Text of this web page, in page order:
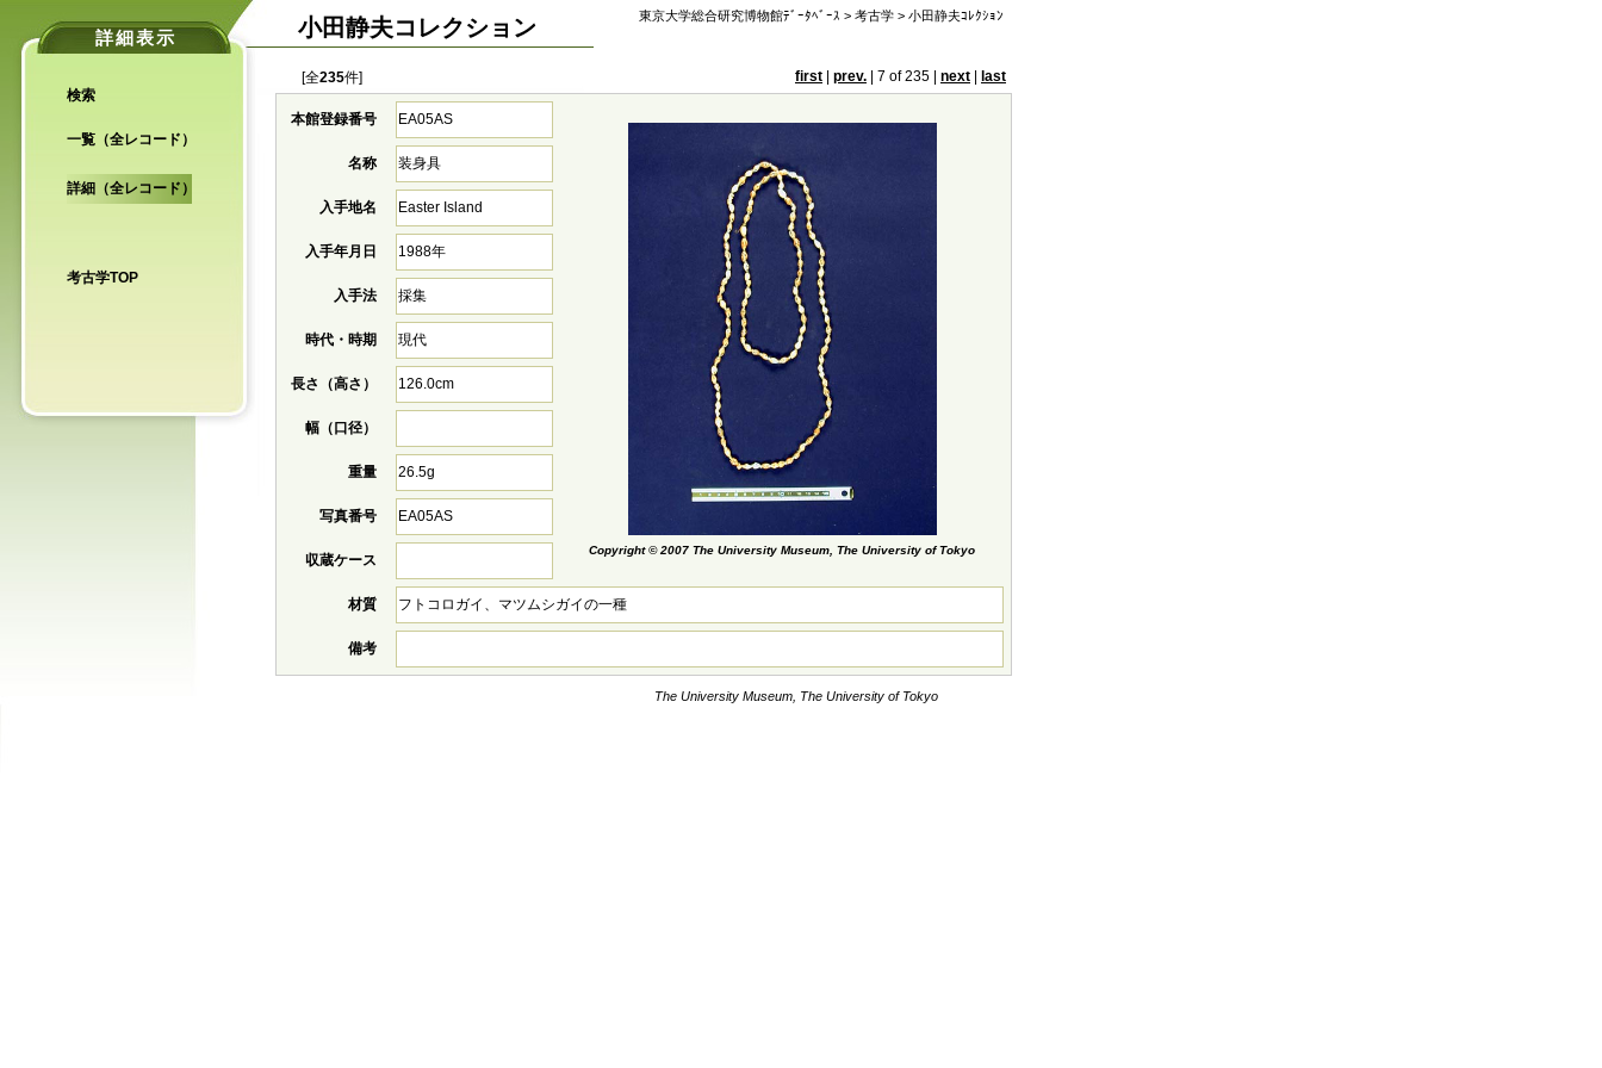
東京大学総合研究博物館ﾃﾞｰﾀﾍﾞｰｽ > 考古学 > 小田静夫ｺﾚｸｼｮﾝ
詳細表示
検索
一覧（全レコード）
詳細（全レコード）
考古学TOP
小田静夫コレクション
[全235件] first prev. 7 of 235 next last
本館登録番号 EA05AS
Copyright © 2007 The University Museum, The University of Tokyo
名称 装身具
入手地名 Easter Island
入手年月日 1988年
入手法 採集
時代・時期 現代
長さ（高さ） 126.0cm
幅（口径）
重量 26.5g
写真番号 EA05AS
収蔵ケース
材質 フトコロガイ、マツムシガイの一種
備考
The University Museum, The University of Tokyo